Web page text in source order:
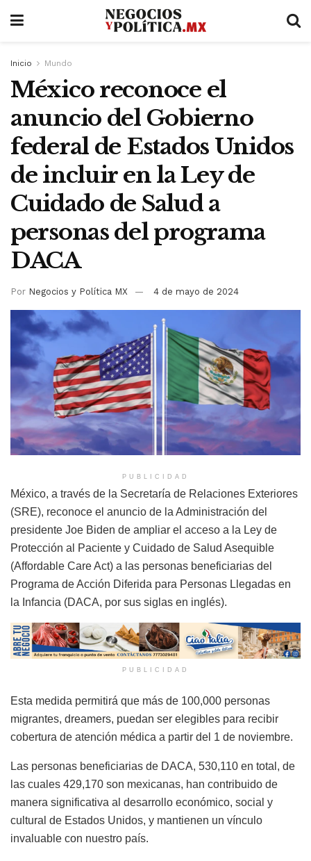
Inicio Mundo
México reconoce el
anuncio del Gobierno
federal de Estados Unidos
de incluir en la Ley de
Cuidado de Salud a
personas del programa
DACA
Por Negocios y Política MX 4 de mayo de 2024
PUBLICIDAD
México, a través de la Secretaría de Relaciones Exteriores
(SRE), reconoce el anuncio de la Administración del
presidente Joe Biden de ampliar el acceso a la Ley de
Protección al Paciente y Cuidado de Salud Asequible
(Affordable Care Act) a las personas beneficiarias del
Programa de Acción Diferida para Personas Llegadas en
la Infancia (DACA, por sus siglas en inglés).
PUBLICIDAD
Esta medida permitirá que más de 100,000 personas
migrantes, dreamers, puedan ser elegibles para recibir
cobertura de atención médica a partir del 1 de noviembre.
Las personas beneficiarias de DACA, 530,110 en total, de
las cuales 429,170 son mexicanas, han contribuido de
manera significativa al desarrollo económico, social y
cultural de Estados Unidos, y mantienen un vínculo
invaluable con nuestro país.